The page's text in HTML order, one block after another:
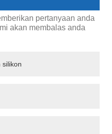
pertanyaan anda
akan membalas anda